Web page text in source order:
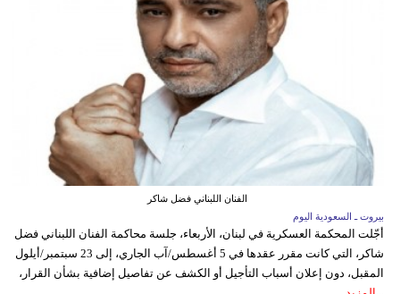
الفنان اللبناني فضل شاكر
بيروت ـ السعودية اليوم
أجّلت المحكمة العسكرية في لبنان، الأربعاء، جلسة محاكمة الفنان اللبناني فضل
شاكر، التي كانت مقرر عقدها في 5 أغسطس/آب الجاري، إلى 23 سبتمبر/أيلول
المقبل، دون إعلان أسباب التأجيل أو الكشف عن تفاصيل إضافية بشأن القرار،